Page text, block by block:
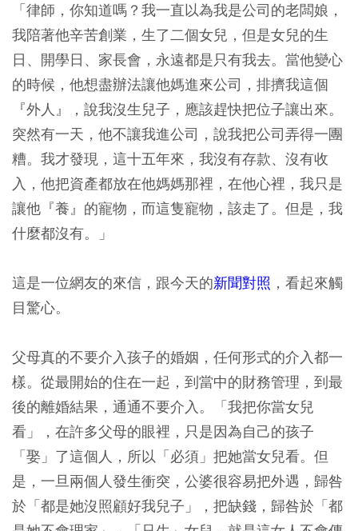
「律師，你知道嗎？我一直以為我是公司的老闆娘，
我陪著他辛苦創業，生了二個女兒，但是女兒的生
日、開學日、家長會，永遠都是只有我去。當他變心
的時候，他想盡辦法讓他媽進來公司，排擠我這個
『外人』，說我沒生兒子，應該趕快把位子讓出來。
突然有一天，他不讓我進公司，說我把公司弄得一團
糟。我才發現，這十五年來，我沒有存款、沒有收
入，他把資產都放在他媽媽那裡，在他心裡，我只是
讓他『養』的寵物，而這隻寵物，該走了。但是，我
什麼都沒有。」
這是一位網友的來信，跟今天的新聞對照 ，看起來觸
目驚心。
父母真的不要介入孩子的婚姻，任何形式的介入都一
樣。從最開始的住在一起，到當中的財務管理，到最
後的離婚結果，通通不要介入。「我把你當女兒
看」，在許多父母的眼裡，只是因為自己的孩子
「娶」了這個人，所以「必須」把她當女兒看。但
是，一旦兩個人發生衝突，公婆很容易把外遇，歸咎
於「都是她沒照顧好我兒子」，把缺錢，歸咎於「都